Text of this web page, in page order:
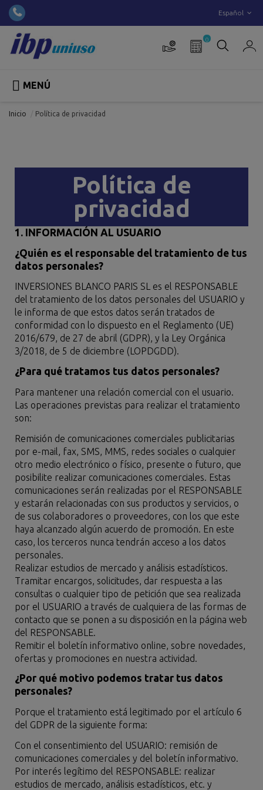
Español
0
 MENÚ
Inicio Política de privacidad
Política de
privacidad
1. INFORMACIÓN AL USUARIO
¿Quién es el responsable del tratamiento de tus
datos personales?
INVERSIONES BLANCO PARIS SL es el RESPONSABLE
del tratamiento de los datos personales del USUARIO y
le informa de que estos datos serán tratados de
conformidad con lo dispuesto en el Reglamento (UE)
2016/679, de 27 de abril (GDPR), y la Ley Orgánica
3/2018, de 5 de diciembre (LOPDGDD).
¿Para qué tratamos tus datos personales?
Para mantener una relación comercial con el usuario.
Las operaciones previstas para realizar el tratamiento
son:
Remisión de comunicaciones comerciales publicitarias
por e-mail, fax, SMS, MMS, redes sociales o cualquier
otro medio electrónico o físico, presente o futuro, que
posibilite realizar comunicaciones comerciales. Estas
comunicaciones serán realizadas por el RESPONSABLE
y estarán relacionadas con sus productos y servicios, o
de sus colaboradores o proveedores, con los que este
haya alcanzado algún acuerdo de promoción. En este
caso, los terceros nunca tendrán acceso a los datos
personales.
Realizar estudios de mercado y análisis estadísticos.
Tramitar encargos, solicitudes, dar respuesta a las
consultas o cualquier tipo de petición que sea realizada
por el USUARIO a través de cualquiera de las formas de
contacto que se ponen a su disposición en la página web
del RESPONSABLE.
Remitir el boletín informativo online, sobre novedades,
ofertas y promociones en nuestra actividad.
¿Por qué motivo podemos tratar tus datos
personales?
Porque el tratamiento está legitimado por el artículo 6
del GDPR de la siguiente forma:
Con el consentimiento del USUARIO: remisión de
comunicaciones comerciales y del boletín informativo.
Por interés legítimo del RESPONSABLE: realizar
estudios de mercado, análisis estadísticos, etc. y